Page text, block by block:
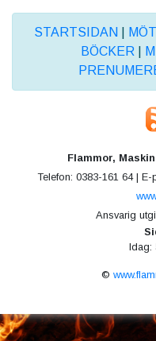
STARTSIDAN
BÖCKER
Flammor,
Telefon: 0383-161 64 | E-
Ansvarig
Idag:
©